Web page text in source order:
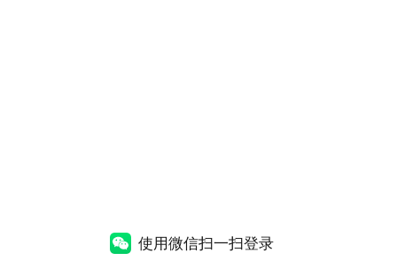
使用微信扫一扫登录